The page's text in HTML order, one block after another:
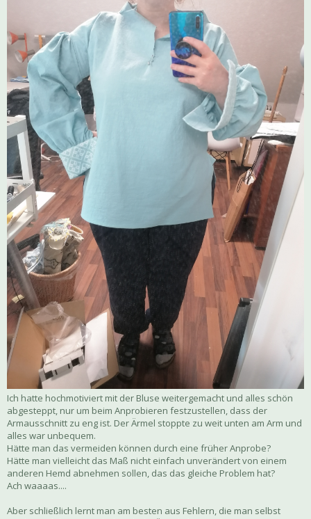
Ich hatte hochmotiviert mit der Bluse weitergemacht und alles schön
abgesteppt, nur um beim Anprobieren festzustellen, dass der
Armausschnitt zu eng ist. Der Ärmel stoppte zu weit unten am Arm und
alles war unbequem.
Hätte man das vermeiden können durch eine früher Anprobe?
Hätte man vielleicht das Maß nicht einfach unverändert von einem
anderen Hemd abnehmen sollen, das das gleiche Problem hat?
Ach waaaas....
Aber schließlich lernt man am besten aus Fehlern, die man selbst